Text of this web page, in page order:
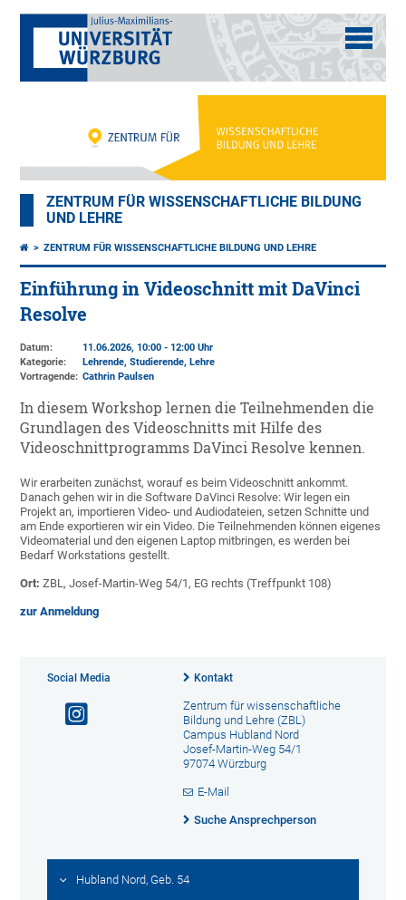
ZENTRUM FÜR WISSENSCHAFTLICHE BILDUNG
UND LEHRE
ZENTRUM FÜR WISSENSCHAFTLICHE BILDUNG UND LEHRE
Einführung in Videoschnitt mit DaVinci
Resolve
Datum:
11.06.2026, 10:00 - 12:00 Uhr
Kategorie:
Lehrende, Studierende, Lehre
Vortragende: Cathrin Paulsen
In diesem Workshop lernen die Teilnehmenden die
Grundlagen des Videoschnitts mit Hilfe des
Videoschnittprogramms DaVinci Resolve kennen.
Wir erarbeiten zunächst, worauf es beim Videoschnitt ankommt.
Danach gehen wir in die Software DaVinci Resolve: Wir legen ein
Projekt an, importieren Video- und Audiodateien, setzen Schnitte und
am Ende exportieren wir ein Video. Die Teilnehmenden können eigenes
Videomaterial und den eigenen Laptop mitbringen, es werden bei
Bedarf Workstations gestellt.
Ort: ZBL, Josef-Martin-Weg 54/1, EG rechts (Treffpunkt 108)
zur Anmeldung
Social Media Kontakt
Zentrum für wissenschaftliche
Bildung und Lehre (ZBL)
Campus Hubland Nord
Josef-Martin-Weg 54/1
97074 Würzburg
E-Mail
Suche Ansprechperson
Hubland Nord, Geb. 54